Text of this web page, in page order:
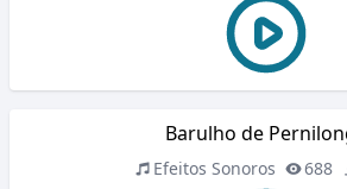
Barulho de
Efeitos Sonoros 688